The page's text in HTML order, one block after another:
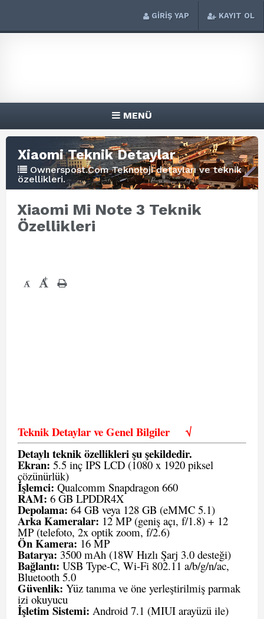
GİRİŞ YAP KAYIT OL
MENÜ
Xiaomi Teknik Detaylar
Ownerspost.Com Teknoloji detayları ve teknik
özellikleri.
Xiaomi Mi Note 3 Teknik
Özellikleri
- +
Teknik Detaylar ve Genel Bilgiler√
Detaylı teknik özellikleri şu şekildedir.
Ekran: 5.5 inç IPS LCD (1080 x 1920 piksel
çözünürlük)
İşlemci: Qualcomm Snapdragon 660
RAM: 6 GB LPDDR4X
Depolama: 64 GB veya 128 GB (eMMC 5.1)
Arka Kameralar: 12 MP (geniş açı, f/1.8) + 12
MP (telefoto, 2x optik zoom, f/2.6)
Ön Kamera: 16 MP
Batarya: 3500 mAh (18W Hızlı Şarj 3.0 desteği)
Bağlantı: USB Type-C, Wi-Fi 802.11 a/b/g/n/ac,
Bluetooth 5.0
Güvenlik: Yüz tanıma ve öne yerleştirilmiş parmak
izi okuyucu
İşletim Sistemi: Android 7.1 (MIUI arayüzü ile)